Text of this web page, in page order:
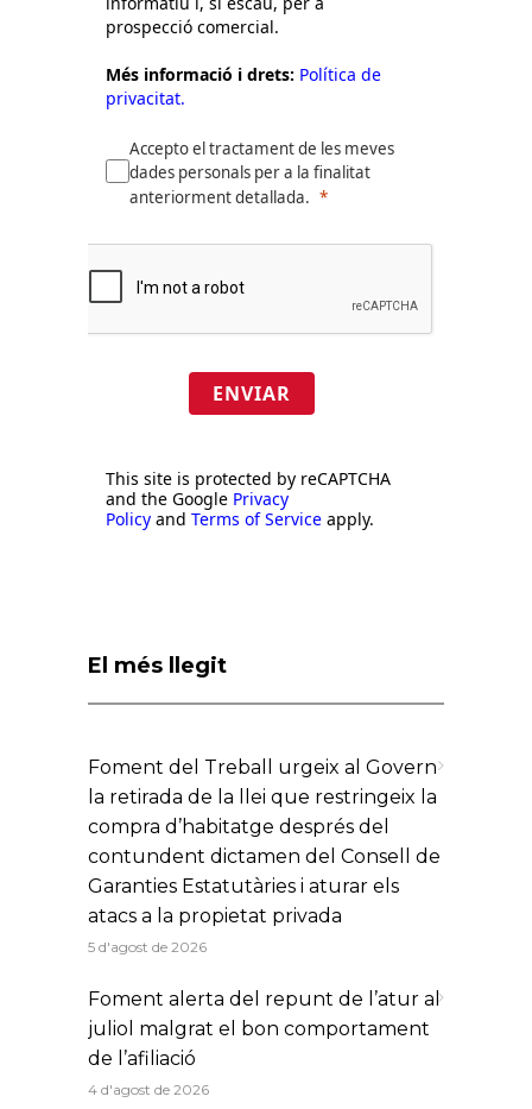
prospecció comercial.
Més informació i drets: Política de
privacitat.
Accepto el tractament de les meves
dades personals per a la finalitat
anteriorment detallada.
ENVIAR
This site is protected by reCAPTCHA
and the Google Privacy
Policy and Terms of Service apply.
El més llegit
Foment del Treball urgeix al Govern
la retirada de la llei que restringeix la
compra d’habitatge després del
contundent dictamen del Consell de
Garanties Estatutàries i aturar els
atacs a la propietat privada
5 d'agost de 2026
Foment alerta del repunt de l’atur al
juliol malgrat el bon comportament
de l’afiliació
4 d'agost de 2026